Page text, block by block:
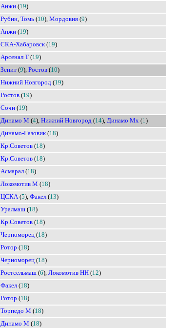
Анжи(19)
Рубин, Томь(10), Мордовия(9)
Анжи(19)
СКА-Хабаровск(19)
Арсенал Т(19)
Зенит(9), Ростов(10)
Нижний Новгород(19)
Ростов(19)
Сочи(19)
Динамо М (4), Нижний Новгород (14), Динамо Мх(1)
Динамо-Газовик(18)
Кр.Советов(18)
Кр.Советов(18)
Асмарал(18)
Локомотив М (18)
ЦСКА(5), Факел(13)
Уралмаш(18)
Кр.Советов(18)
Черноморец(18)
Ротор (18)
Черноморец(18)
Ростсельмаш(6), Локомотив НН(12)
Факел(18)
Ротор (18)
Торпедо М (18)
Динамо М (18)